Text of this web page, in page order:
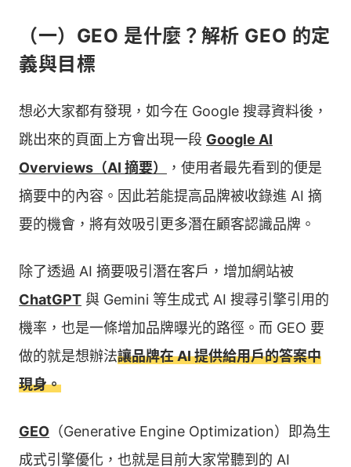
（一）GEO 是什麼？解析 GEO 的定
義與目標
想必大家都有發現，如今在 Google 搜尋資料後，
跳出來的頁面上方會出現一段 Google AI
Overviews（AI 摘要）
，使用者最先看到的便是
摘要中的內容。因此若能提高品牌被收錄進 AI 摘
要的機會，將有效吸引更多潛在顧客認識品牌。
除了透過 AI 摘要吸引潛在客戶，增加網站被
ChatGPT 與 Gemini 等生成式 AI 搜尋引擎引用的
機率，也是一條增加品牌曝光的路徑。而 GEO 要
做的就是想辦法讓品牌在 AI 提供給用戶的答案中
現身。
GEO （Generative Engine Optimization）即為生
成式引擎優化，也就是目前大家常聽到的 AI